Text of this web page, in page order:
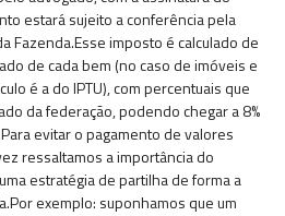
estará sujeito a conferência pela
Fazenda.Esse imposto é calculado de
de cada bem (no caso de imóveis e
é a do IPTU), com percentuais que
da federação, podendo chegar a 8%
evitar o pagamento de valores
ressaltamos a importância do
estratégia de partilha de forma a
exemplo: suponhamos que um